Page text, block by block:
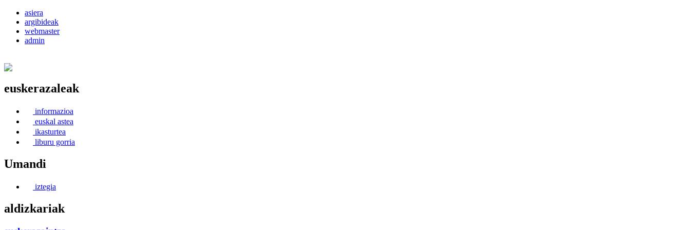
asiera
argibideak
webmaster
admin
euskerazaleak
informazioa
euskal astea
ikasturtea
liburu gorria
Umandi
iztegia
aldizkariak